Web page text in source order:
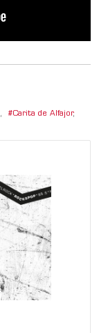
, Carita de Alfajor,